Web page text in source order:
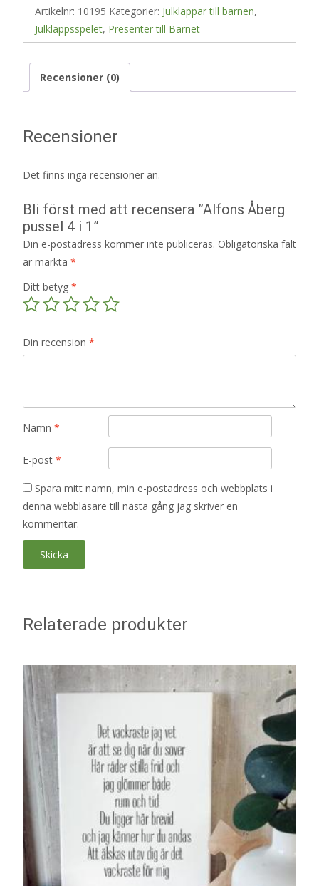
Artikelnr: 10195 Kategorier: Julklappar till barnen,
Julklappsspelet, Presenter till Barnet
Recensioner (0)
Recensioner
Det finns inga recensioner än.
Bli först med att recensera ”Alfons Åberg
pussel 4 i 1”
Din e-postadress kommer inte publiceras. Obligatoriska fält
är märkta *
Ditt betyg *
Din recension *
Namn *
E-post *
Spara mitt namn, min e-postadress och webbplats i
denna webbläsare till nästa gång jag skriver en
kommentar.
Relaterade produkter